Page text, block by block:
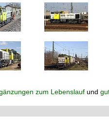
zum Lebenslaufund